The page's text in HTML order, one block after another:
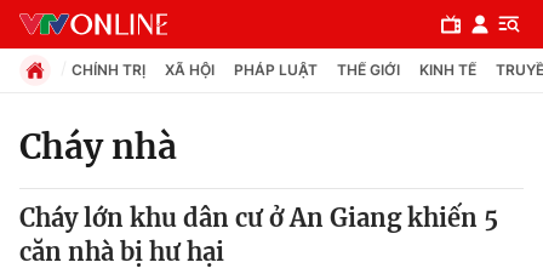
Chuyên mục
Chính trị
CHÍNH TRỊ XÃ HỘI PHÁP LUẬT THẾ GIỚI KINH TẾ
Cháy nhà
Cháy lớn khu dân cư ở An Giang khiến 5
căn nhà bị hư hại